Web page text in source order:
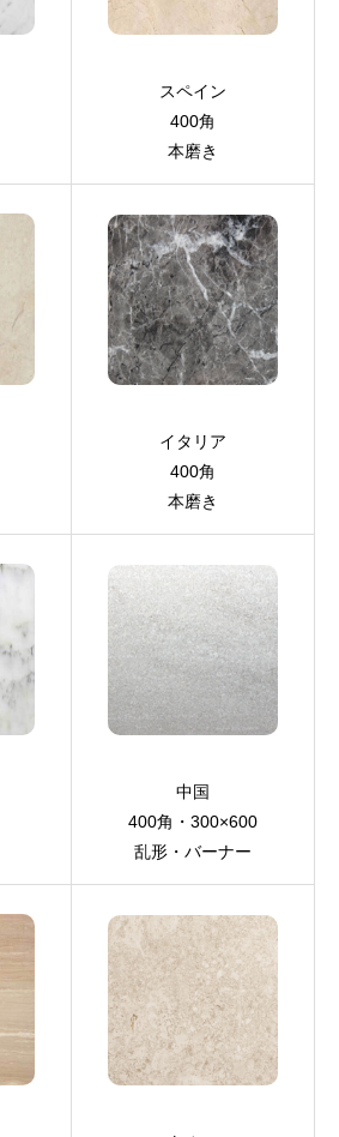
スペイン
400角
本磨き
イタリア
400角
本磨き
中国
400角・300×600
乱形・バーナー